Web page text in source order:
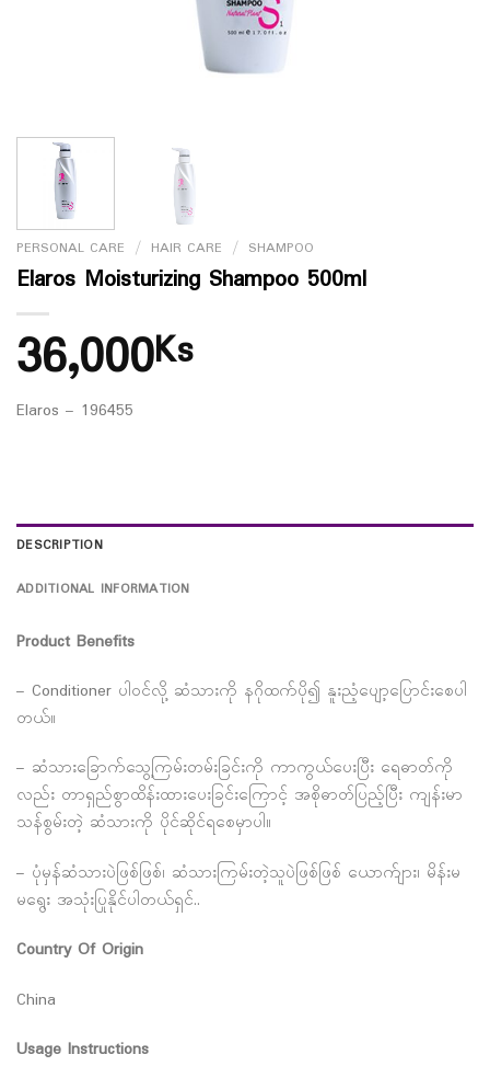
PERSONAL CARE / HAIR CARE / SHAMPOO
Elaros Moisturizing Shampoo 500ml
36,000Ks
Elaros – 196455
DESCRIPTION
ADDITIONAL INFORMATION
Product Benefits
– Conditioner ပါဝင်လို့ ဆံသားကို နဂိုထက်ပို၍ နူးညံ့ပျော့ပြောင်းစေပါ
တယ်။
– ဆံသားခြောက်သွေ့ကြမ်းတမ်းခြင်းကို ကာကွယ်ပေးပြီး ရေဓာတ်ကို
လည်း တာရှည်စွာထိန်းထားပေးခြင်းကြောင့် အစိုဓာတ်ပြည့်ပြီး ကျန်းမာ
သန်စွမ်းတဲ့ ဆံသားကို ပိုင်ဆိုင်ရစေမှာပါ။
– ပုံမှန်ဆံသားပဲဖြစ်ဖြစ်၊ ဆံသားကြမ်းတဲ့သူပဲဖြစ်ဖြစ် ယောက်ျား၊ မိန်းမ
မရွေး အသုံးပြုနိုင်ပါတယ်ရှင်..
Country Of Origin
China
Usage Instructions